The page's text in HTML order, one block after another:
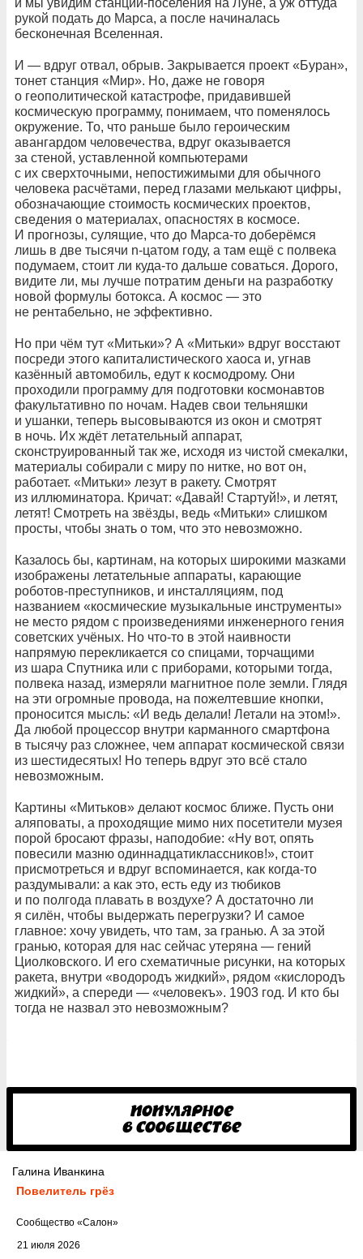
и мы увидим станции-поселения на Луне, а уж оттуда
рукой подать до Марса, а после начиналась
бесконечная Вселенная.
И — вдруг отвал, обрыв. Закрывается проект «Буран»,
тонет станция «Мир». Но, даже не говоря
о геополитической катастрофе, придавившей
космическую программу, понимаем, что поменялось
окружение. То, что раньше было героическим
авангардом человечества, вдруг оказывается
за стеной, уставленной компьютерами
с их сверхточными, непостижимыми для обычного
человека расчётами, перед глазами мелькают цифры,
обозначающие стоимость космических проектов,
сведения о материалах, опасностях в космосе.
И прогнозы, сулящие, что до Марса-то доберёмся
лишь в две тысячи n-цатом году, а там ещё с полвека
подумаем, стоит ли куда-то дальше соваться. Дорого,
видите ли, мы лучше потратим деньги на разработку
новой формулы ботокса. А космос — это
не рентабельно, не эффективно.
Но при чём тут «Митьки»? А «Митьки» вдруг восстают
посреди этого капиталистического хаоса и, угнав
казённый автомобиль, едут к космодрому. Они
проходили программу для подготовки космонавтов
факультативно по ночам. Надев свои тельняшки
и ушанки, теперь высовываются из окон и смотрят
в ночь. Их ждёт летательный аппарат,
сконструированный так же, исходя из чистой смекалки,
материалы собирали с миру по нитке, но вот он,
работает. «Митьки» лезут в ракету. Смотрят
из иллюминатора. Кричат: «Давай! Стартуй!», и летят,
летят! Смотреть на звёзды, ведь «Митьки» слишком
просты, чтобы знать о том, что это невозможно.
Казалось бы, картинам, на которых широкими мазками
изображены летательные аппараты, карающие
роботов-преступников, и инсталляциям, под
названием «космические музыкальные инструменты»
не место рядом с произведениями инженерного гения
советских учёных. Но что-то в этой наивности
напрямую перекликается со спицами, торчащими
из шара Спутника или с приборами, которыми тогда,
полвека назад, измеряли магнитное поле земли. Глядя
на эти огромные провода, на пожелтевшие кнопки,
проносится мысль: «И ведь делали! Летали на этом!».
Да любой процессор внутри карманного смартфона
в тысячу раз сложнее, чем аппарат космической связи
из шестидесятых! Но теперь вдруг это всё стало
невозможным.
Картины «Митьков» делают космос ближе. Пусть они
аляповаты, а проходящие мимо них посетители музея
порой бросают фразы, наподобие: «Ну вот, опять
повесили мазню одиннадцатиклассников!», стоит
присмотреться и вдруг вспоминается, как когда-то
раздумывали: а как это, есть еду из тюбиков
и по полгода плавать в воздухе? А достаточно ли
я силён, чтобы выдержать перегрузки? И самое
главное: хочу увидеть, что там, за гранью. А за этой
гранью, которая для нас сейчас утеряна — гений
Циолковского. И его схематичные рисунки, на которых
ракета, внутри «водородъ жидкий», рядом «кислородъ
жидкий», а спереди — «человекъ». 1903 год. И кто бы
тогда не назвал это невозможным?
Галина Иванкина
Повелитель грёз
21 июля 2026
Cообщество «Салон»